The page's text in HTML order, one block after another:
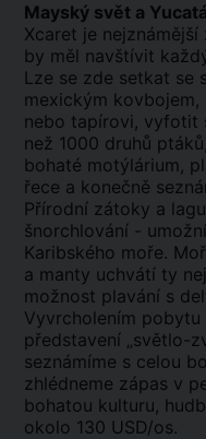
Mayský svět a
Xcaret je
by měl navštívit
Lze se zde setkat se
mexickým
nebo tapírovi, vyfotit
než 1000 druhů
bohaté motýlárium,
řece a konečně
Přírodní zátoky a
šnorchlování -
Karibského moře.
a manty uchvátí ty
možnost plavání s
Vyvrcholením
představení „světlo-
seznámíme s celou
zhlédneme zápas v
bohatou kulturu,
okolo 130 USD/os.